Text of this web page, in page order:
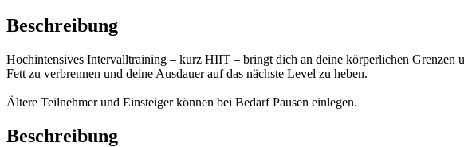
Beschreibung
Hochintensives Intervalltraining – kurz HIIT – bringt dich an deine körperlichen Grenzen
Fett zu verbrennen und deine Ausdauer auf das nächste Level zu heben.
Ältere Teilnehmer und Einsteiger können bei Bedarf Pausen einlegen.
Beschreibung